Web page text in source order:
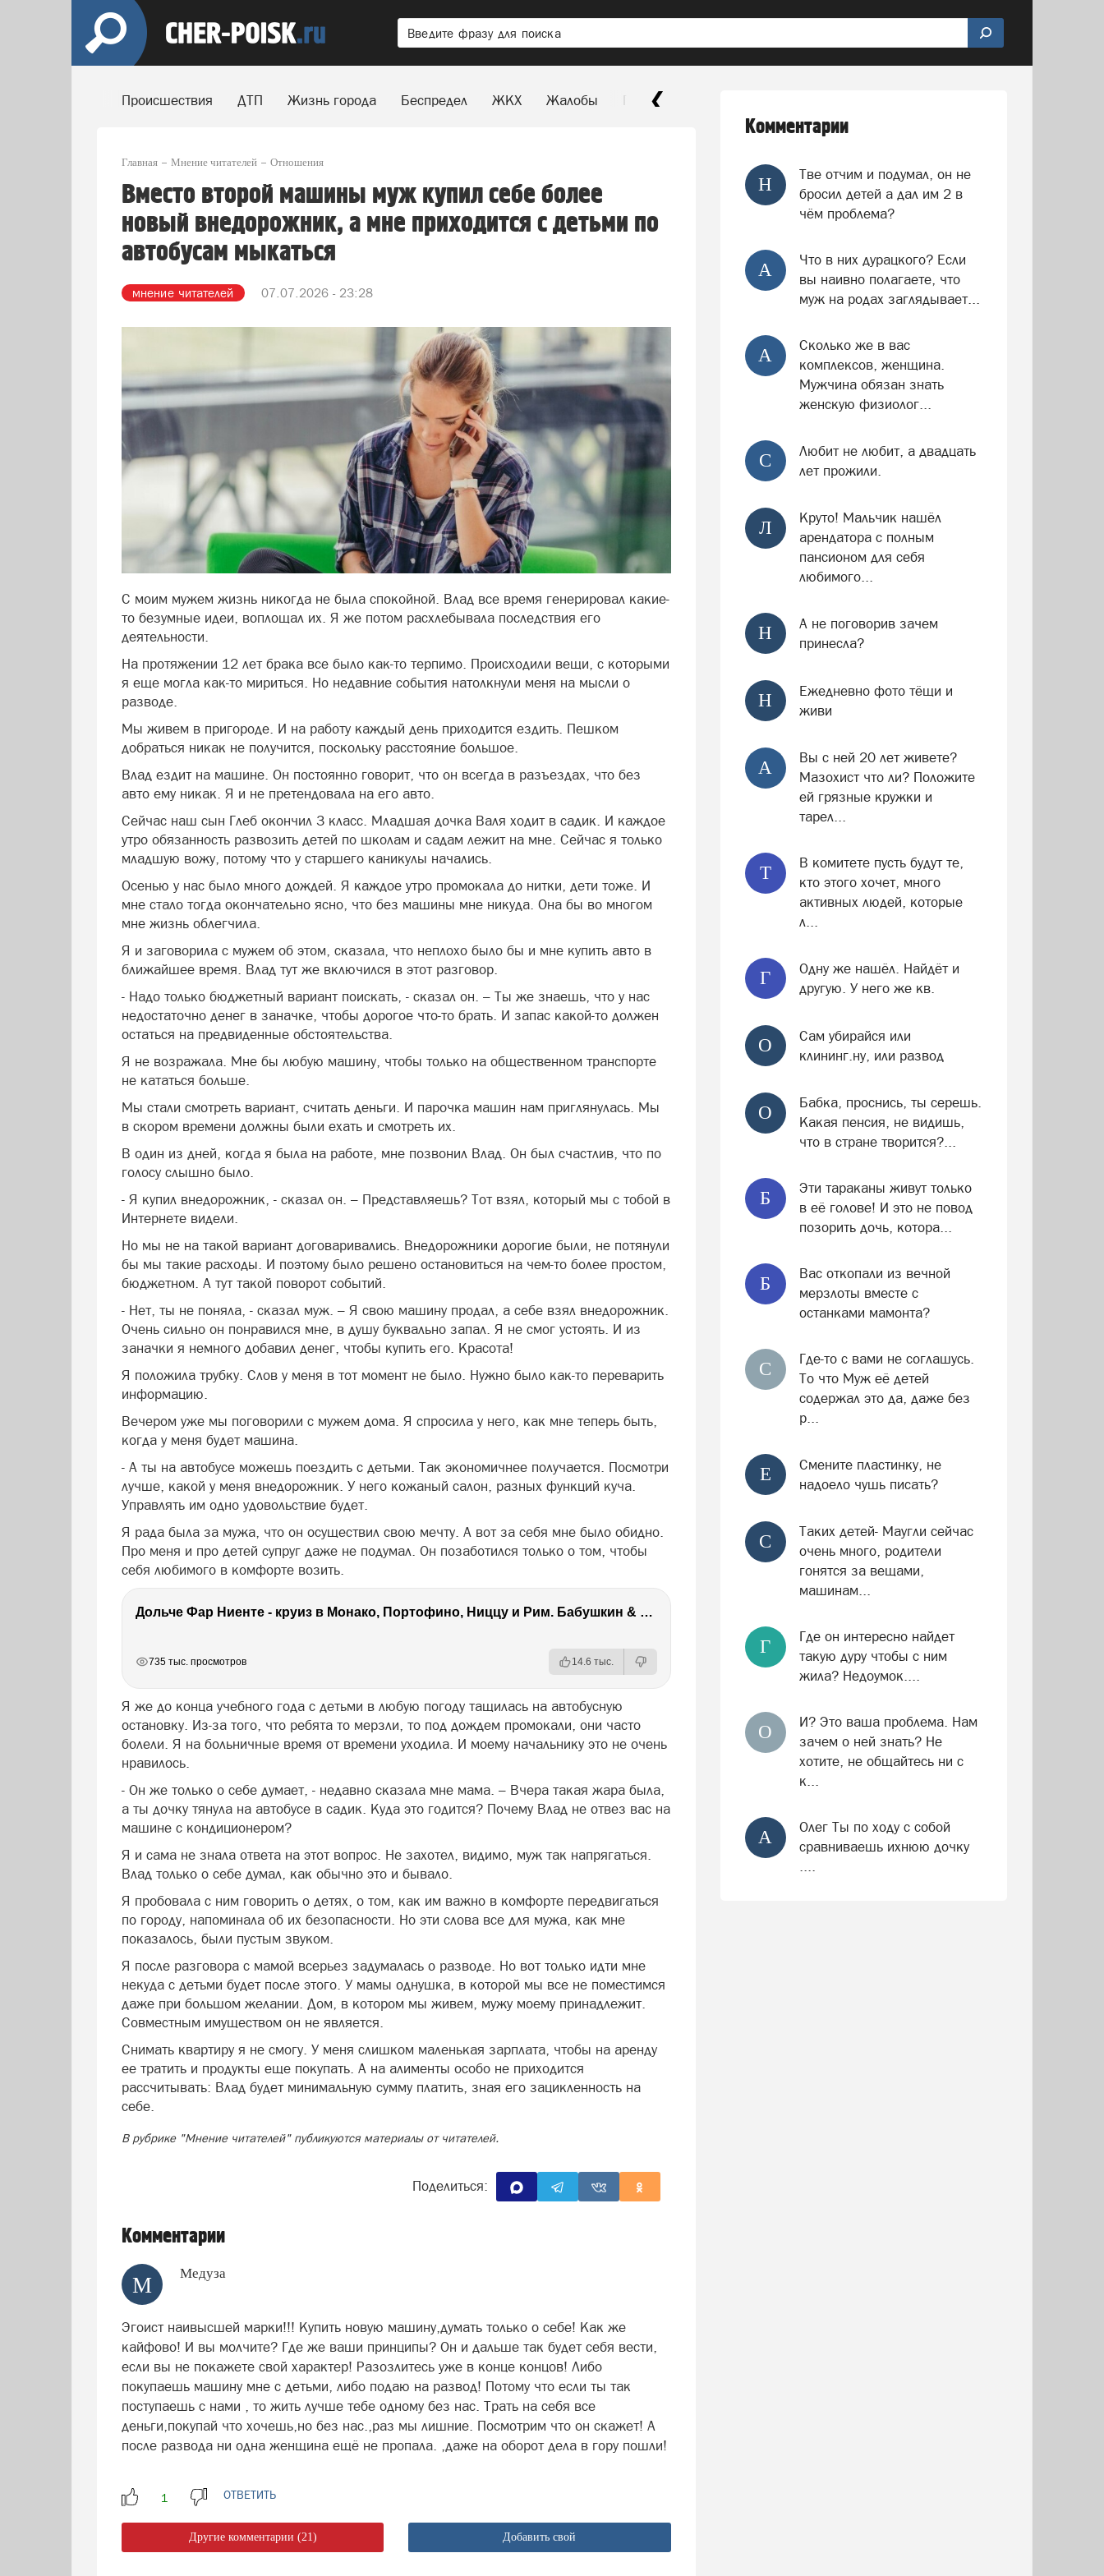
Происшествия ДТП Жизнь города Беспредел ЖКХ Жалобы Паркуюсь, где хочу
Главная Мнение читателей Отношения
Вместо второй машины муж купил себе более
новый внедорожник, а мне приходится с детьми по
автобусам мыкаться
мнение читателей 07.07.2026 - 23:28
Фото freepik.com
С моим мужем жизнь никогда не была спокойной. Влад все время генерировал какие-
то безумные идеи, воплощал их. Я же потом расхлебывала последствия его
деятельности.
На протяжении 12 лет брака все было как-то терпимо. Происходили вещи, с которыми
я еще могла как-то мириться. Но недавние события натолкнули меня на мысли о
разводе.
Мы живем в пригороде. И на работу каждый день приходится ездить. Пешком
добраться никак не получится, поскольку расстояние большое.
Влад ездит на машине. Он постоянно говорит, что он всегда в разъездах, что без
авто ему никак. Я и не претендовала на его авто.
Сейчас наш сын Глеб окончил 3 класс. Младшая дочка Валя ходит в садик. И каждое
утро обязанность развозить детей по школам и садам лежит на мне. Сейчас я только
младшую вожу, потому что у старшего каникулы начались.
Осенью у нас было много дождей. Я каждое утро промокала до нитки, дети тоже. И
мне стало тогда окончательно ясно, что без машины мне никуда. Она бы во многом
мне жизнь облегчила.
Я и заговорила с мужем об этом, сказала, что неплохо было бы и мне купить авто в
ближайшее время. Влад тут же включился в этот разговор.
- Надо только бюджетный вариант поискать, - сказал он. – Ты же знаешь, что у нас
недостаточно денег в заначке, чтобы дорогое что-то брать. И запас какой-то должен
остаться на предвиденные обстоятельства.
Я не возражала. Мне бы любую машину, чтобы только на общественном транспорте
не кататься больше.
Мы стали смотреть вариант, считать деньги. И парочка машин нам приглянулась. Мы
в скором времени должны были ехать и смотреть их.
В один из дней, когда я была на работе, мне позвонил Влад. Он был счастлив, что по
голосу слышно было.
- Я купил внедорожник, - сказал он. – Представляешь? Тот взял, который мы с тобой в
Интернете видели.
Но мы не на такой вариант договаривались. Внедорожники дорогие были, не потянули
бы мы такие расходы. И поэтому было решено остановиться на чем-то более простом,
бюджетном. А тут такой поворот событий.
- Нет, ты не поняла, - сказал муж. – Я свою машину продал, а себе взял внедорожник.
Очень сильно он понравился мне, в душу буквально запал. Я не смог устоять. И из
заначки я немного добавил денег, чтобы купить его. Красота!
Я положила трубку. Слов у меня в тот момент не было. Нужно было как-то переварить
информацию.
Вечером уже мы поговорили с мужем дома. Я спросила у него, как мне теперь быть,
когда у меня будет машина.
- А ты на автобусе можешь поездить с детьми. Так экономичнее получается. Посмотри
лучше, какой у меня внедорожник. У него кожаный салон, разных функций куча.
Управлять им одно удовольствие будет.
Я рада была за мужа, что он осуществил свою мечту. А вот за себя мне было обидно.
Про меня и про детей супруг даже не подумал. Он позаботился только о том, чтобы
себя любимого в комфорте возить.
Дольче Фар Ниенте - круиз в Монако, Портофино, Ниццу и Рим. Бабушкин & Василенко
735 тыс. просмотров 14.6 тыс.
Я же до конца учебного года с детьми в любую погоду тащилась на автобусную
остановку. Из-за того, что ребята то мерзли, то под дождем промокали, они часто
болели. Я на больничные время от времени уходила. И моему начальнику это не очень
нравилось.
- Он же только о себе думает, - недавно сказала мне мама. – Вчера такая жара была,
а ты дочку тянула на автобусе в садик. Куда это годится? Почему Влад не отвез вас на
машине с кондиционером?
Я и сама не знала ответа на этот вопрос. Не захотел, видимо, муж так напрягаться.
Влад только о себе думал, как обычно это и бывало.
Я пробовала с ним говорить о детях, о том, как им важно в комфорте передвигаться
по городу, напоминала об их безопасности. Но эти слова все для мужа, как мне
показалось, были пустым звуком.
Я после разговора с мамой всерьез задумалась о разводе. Но вот только идти мне
некуда с детьми будет после этого. У мамы однушка, в которой мы все не поместимся
даже при большом желании. Дом, в котором мы живем, мужу моему принадлежит.
Совместным имуществом он не является.
Снимать квартиру я не смогу. У меня слишком маленькая зарплата, чтобы на аренду
ее тратить и продукты еще покупать. А на алименты особо не приходится
рассчитывать: Влад будет минимальную сумму платить, зная его зацикленность на
себе.
В рубрике "Мнение читателей" публикуются материалы от читателей.
Поделиться:
Комментарии
М Медуза
Эгоист наивысшей марки!!! Купить новую машину,думать только о себе! Как же
кайфово! И вы молчите? Где же ваши принципы? Он и дальше так будет себя вести,
если вы не покажете свой характер! Разозлитесь уже в конце концов! Либо
покупаешь машину мне с детьми, либо подаю на развод! Потому что если ты так
поступаешь с нами , то жить лучше тебе одному без нас. Трать на себя все
деньги,покупай что хочешь,но без нас.,раз мы лишние. Посмотрим что он скажет! А
после развода ни одна женщина ещё не пропала. ,даже на оборот дела в гору пошли!
ОТВЕТИТЬ
Другие комментарии (21) Добавить свой
Комментарии
Н
Тве отчим и подумал, он не
бросил детей а дал им 2 в
чём проблема?
А
Что в них дурацкого? Если
вы наивно полагаете, что
муж на родах заглядывает...
А
Сколько же в вас
комплексов, женщина.
Мужчина обязан знать
женскую физиолог...
С
Любит не любит, а двадцать
лет прожили.
Л
Круто! Мальчик нашёл
арендатора с полным
пансионом для себя
любимого...
Н
А не поговорив зачем
принесла?
Н
Ежедневно фото тёщи и
живи
А
Вы с ней 20 лет живете?
Мазохист что ли? Положите
ей грязные кружки и
тарел...
Т
В комитете пусть будут те,
кто этого хочет, много
активных людей, которые
л...
Г
Одну же нашёл. Найдёт и
другую. У него же кв.
О
Сам убирайся или
клининг.ну, или развод
О
Бабка, проснись, ты серешь.
Какая пенсия, не видишь,
что в стране творится?...
Б
Эти тараканы живут только
в её голове! И это не повод
позорить дочь, котора...
Б
Вас откопали из вечной
мерзлоты вместе с
останками мамонта?
С
Где-то с вами не соглашусь.
То что Муж её детей
содержал это да, даже без
р...
Е
Смените пластинку, не
надоело чушь писать?
С
Таких детей- Маугли сейчас
очень много, родители
гонятся за вещами,
машинам...
Г
Где он интересно найдет
такую дуру чтобы с ним
жила? Недоумок....
О
И? Это ваша проблема. Нам
зачем о ней знать? Не
хотите, не общайтесь ни с
к...
А
Олег Ты по ходу с собой
сравниваешь ихнюю дочку
....